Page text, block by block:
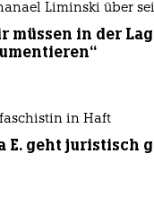
Liminski über
müssen in der
in Haft
E. geht juristisch